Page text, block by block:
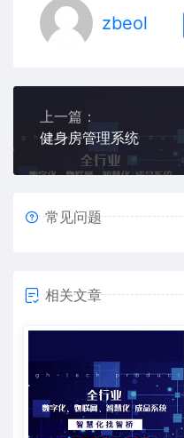
zbeol
上一篇：
健身房管理系统
常见问题
相关文章